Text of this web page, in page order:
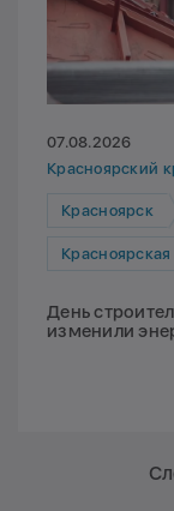
07.08.2026
Красноярский
Красноярск
День
изменили